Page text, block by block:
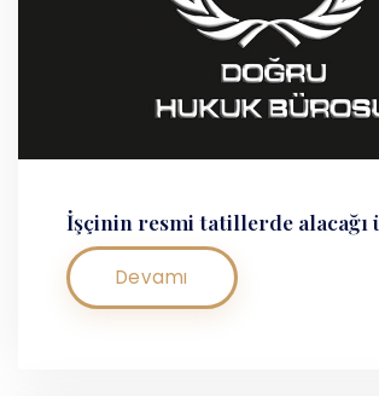
İşçinin resmi tatillerde alacağı
Devamı